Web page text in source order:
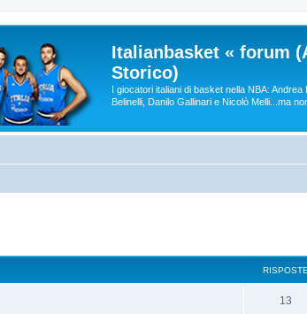
Italianbasket « forum
Storico)
I giocatori italiani di basket nella NBA: Andrea
Belinelli, Danilo Gallinari e Nicolò Melli...ma
RISPOSTE
13